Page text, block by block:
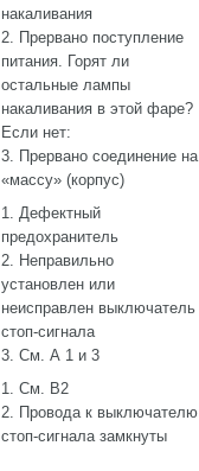
накаливания
2. Прервано поступление
питания. Горят ли
остальные лампы
накаливания в этой фаре?
Если нет:
3. Прервано соединение на
«массу» (корпус)
1. Дефектный
предохранитель
2. Неправильно
установлен или
неисправлен выключатель
стоп-сигнала
3. См. А 1 и 3
1. См. В2
2. Провода к выключателю
стоп-сигнала замкнуты